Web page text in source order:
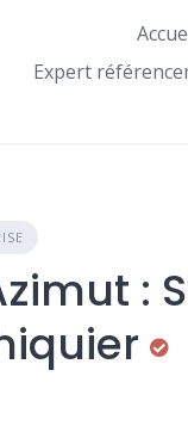
Expert
: